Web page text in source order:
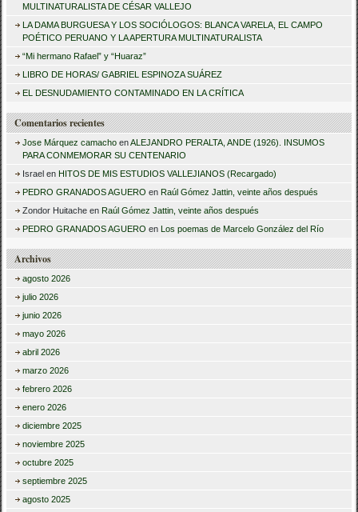
a
MULTINATURALISTA DE CÉSAR VALLEJO
LA DAMA BURGUESA Y LOS SOCIÓLOGOS: BLANCA VARELA, EL CAMPO
POÉTICO PERUANO Y LA APERTURA MULTINATURALISTA
“Mi hermano Rafael” y “Huaraz”
LIBRO DE HORAS/ GABRIEL ESPINOZA SUÁREZ
EL DESNUDAMIENTO CONTAMINADO EN LA CRÍTICA
Comentarios recientes
Jose Márquez camacho enALEJANDRO PERALTA, ANDE (1926). INSUMOS
PARA CONMEMORAR SU CENTENARIO
Israel en HITOS DE MIS ESTUDIOS VALLEJIANOS (Recargado)
PEDRO GRANADOS AGUERO en Raúl Gómez Jattin, veinte años después
Zondor Huitache en Raúl Gómez Jattin, veinte años después
PEDRO GRANADOS AGUERO en Los poemas de Marcelo González del Río
Archivos
agosto 2026
julio 2026
junio 2026
mayo 2026
abril 2026
marzo 2026
febrero 2026
enero 2026
diciembre 2025
noviembre 2025
octubre 2025
septiembre 2025
agosto 2025